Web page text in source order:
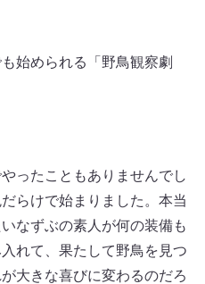
始められる「野鳥観察劇
ったこともありませんでし
らけで始まりました。本当
なずぶの素人が何の装備も
れて、果たして野鳥を見つ
大きな喜びに変わるのだろ